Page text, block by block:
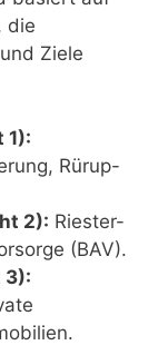
die
Ziele
1):
Rürup-
2): Riester-
(BAV).
3):